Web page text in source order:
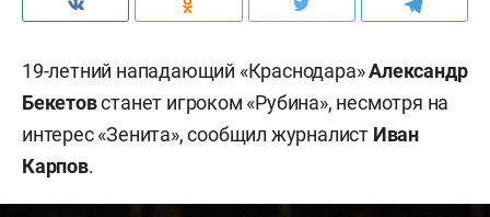
19-летний нападающий «Краснодара»Александр
Бекетовстанет игроком «Рубина», несмотря на
интерес «Зенита», сообщил журналист Иван
Карпов.